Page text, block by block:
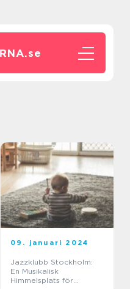
se
09. januari 2024
Jazzklubb Stockholm:
En Musikalisk
Himmelsplats för